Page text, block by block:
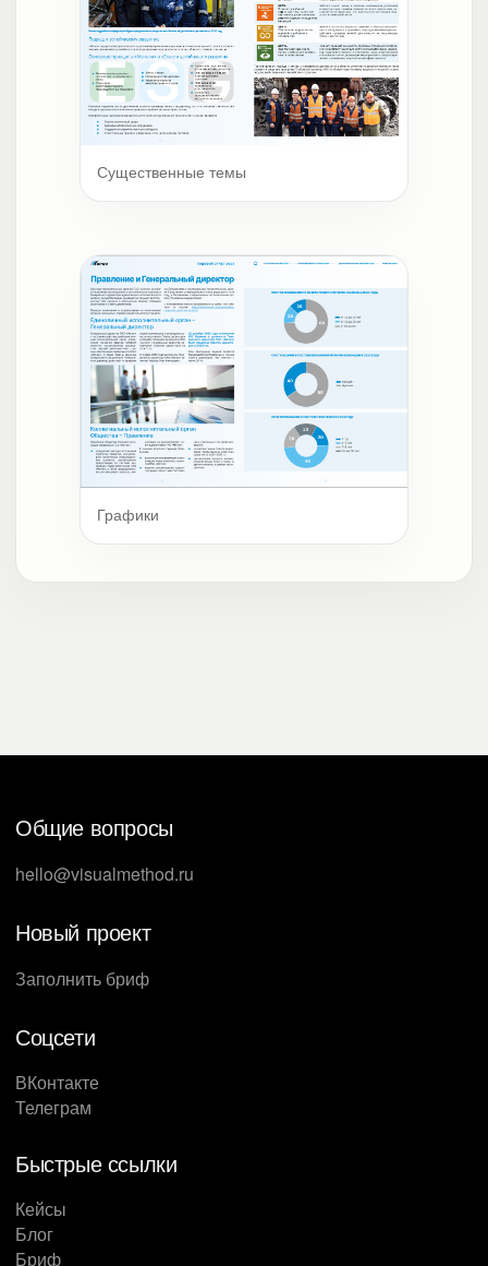
Существенные темы
Графики
Общие вопросы
hello@visualmethod.ru
Новый проект
Заполнить бриф
Соцсети
ВКонтакте
Телеграм
Быстрые ссылки
Кейсы
Блог
Бриф